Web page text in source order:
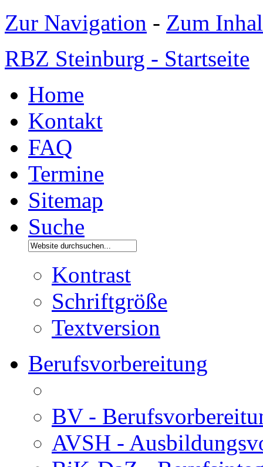
Zur Navigation - Zum
RBZ Steinburg - Startseite
Home
Kontakt
FAQ
Termine
Sitemap
Suche
Kontrast
Schriftgröße
Textversion
Berufsvorbereitung
BV -
AVSH -